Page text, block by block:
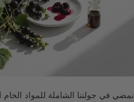
نمضي في جولتنا الشاملة للمواد